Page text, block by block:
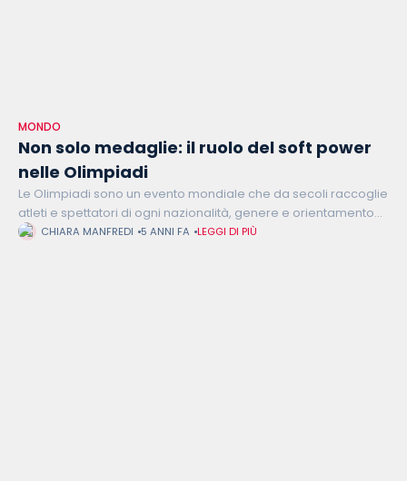
MONDO
Non solo medaglie: il ruolo del soft power
nelle Olimpiadi
Le Olimpiadi sono un evento mondiale che da secoli raccoglie
atleti e spettatori di ogni nazionalità, genere e orientamento
sessuale nel nome dello sport, ma non solo. Gli atleti
CHIARA MANFREDI 5 ANNI FA LEGGI DI PIÙ